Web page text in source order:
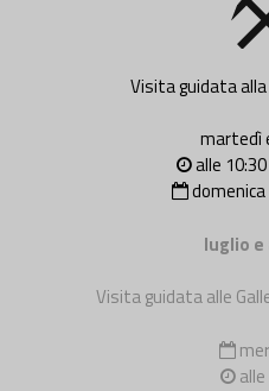
Visita guidata
martedì
alle
domenica
luglio
Visita guidata alle